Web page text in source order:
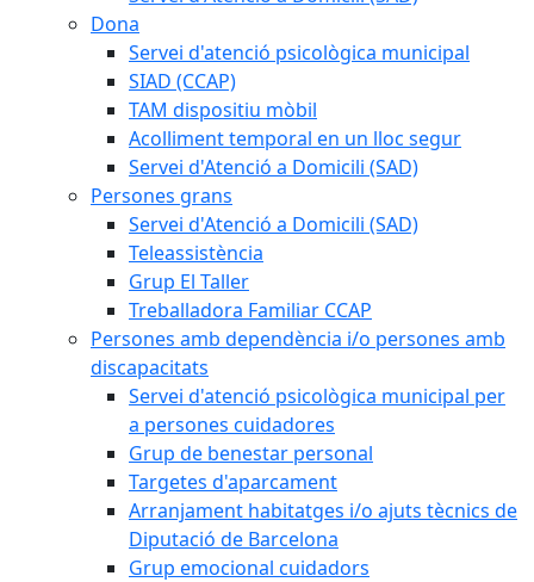
Dona
Servei d'atenció psicològica municipal
SIAD (CCAP)
TAM dispositiu mòbil
Acolliment temporal en un lloc segur
Servei d'Atenció a Domicili (SAD)
Persones grans
Servei d'Atenció a Domicili (SAD)
Teleassistència
Grup El Taller
Treballadora Familiar CCAP
Persones amb dependència i/o persones amb
discapacitats
Servei d'atenció psicològica municipal per
a persones cuidadores
Grup de benestar personal
Targetes d'aparcament
Arranjament habitatges i/o ajuts tècnics de
Diputació de Barcelona
Grup emocional cuidadors